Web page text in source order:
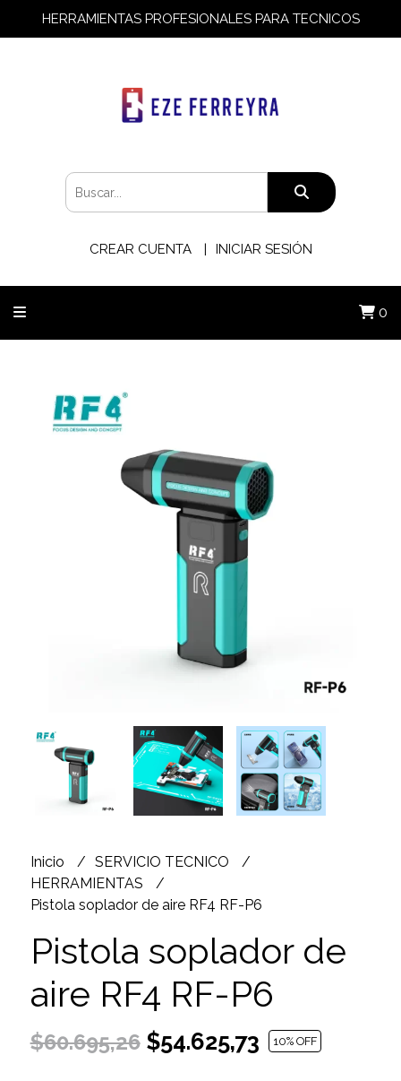
HERRAMIENTAS PROFESIONALES PARA TECNICOS
CREAR CUENTA INICIAR SESIÓN
0
Inicio
SERVICIO TECNICO
HERRAMIENTAS
Pistola soplador de aire RF4 RF-P6
Pistola soplador de
aire RF4 RF-P6
$60.695,26$54.625,73 10% OFF